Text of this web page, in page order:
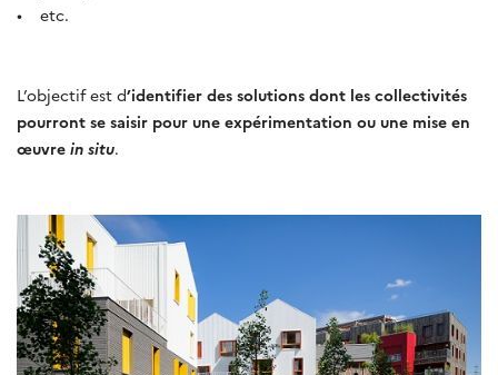
• etc.
L’objectif est d’identifier des solutions dont les collectivités
pourront se saisir pour une expérimentation ou une mise en
œuvre in situ.